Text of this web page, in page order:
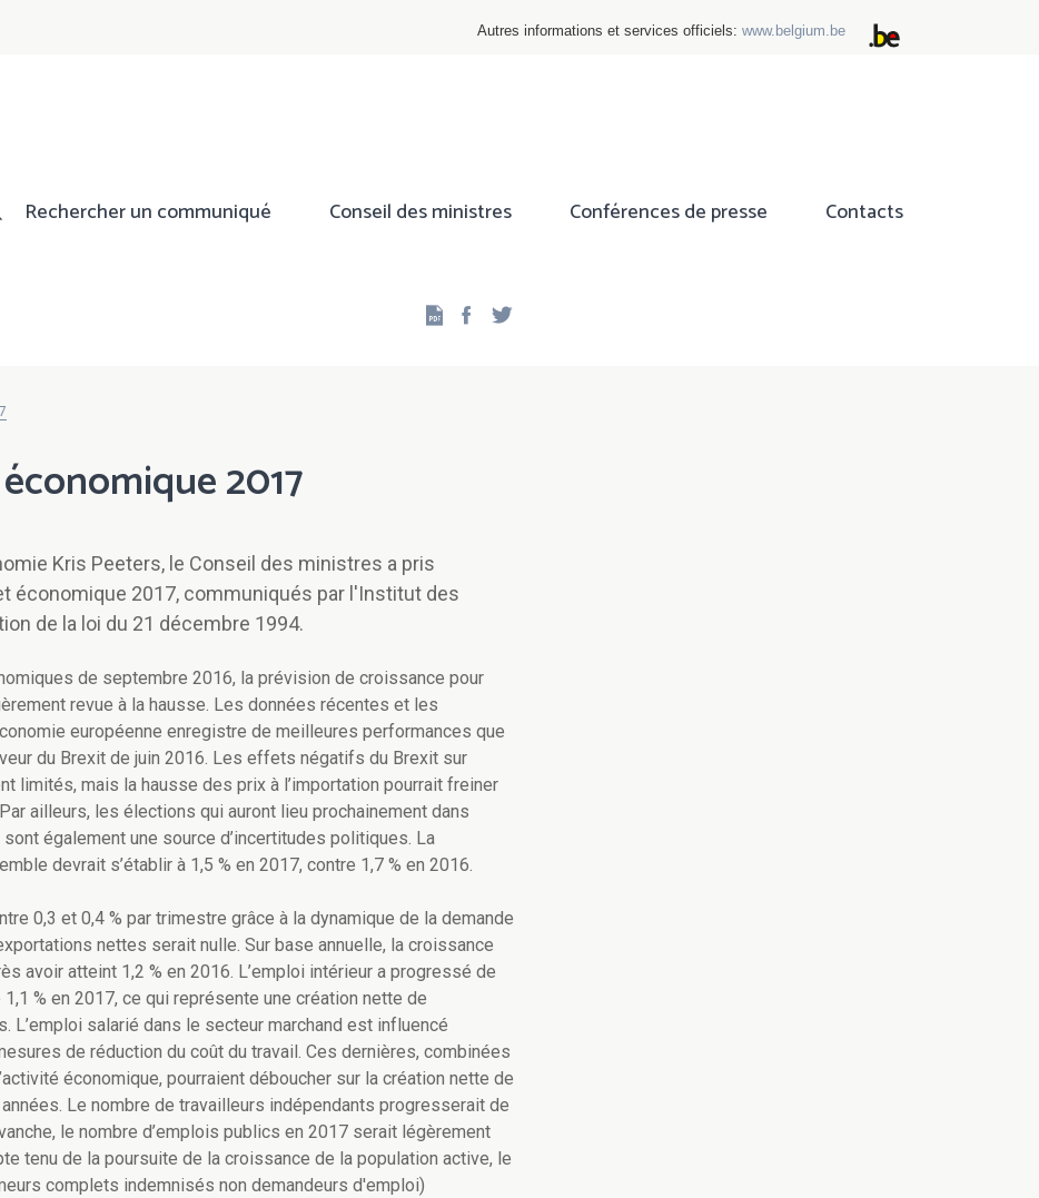
Autres informations et services officiels: www.belgium.be
Rechercher un communiqué Conseil des ministres Conférences de presse Contacts
Facebook
2017
Kris Peeters, le Conseil des ministres a pris
économique 2017, communiqués par l'Institut des
de la loi du 21 décembre 1994.
de septembre 2016, la prévision de croissance pour
revue à la hausse. Les données récentes et les
européenne enregistre de meilleures performances que
du Brexit de juin 2016. Les effets négatifs du Brexit sur
limités, mais la hausse des prix à l’importation pourrait freiner
ailleurs, les élections qui auront lieu prochainement dans
également une source d’incertitudes politiques. La
devrait s’établir à 1,5 % en 2017, contre 1,7 % en 2016.
0,3 et 0,4 % par trimestre grâce à la dynamique de la demande
nettes serait nulle. Sur base annuelle, la croissance
avoir atteint 1,2 % en 2016. L’emploi intérieur a progressé de
% en 2017, ce qui représente une création nette de
salarié dans le secteur marchand est influencé
de réduction du coût du travail. Ces dernières, combinées
économique, pourraient déboucher sur la création nette de
Le nombre de travailleurs indépendants progresserait de
le nombre d’emplois publics en 2017 serait légèrement
tenu de la poursuite de la croissance de la population active, le
complets indemnisés non demandeurs d'emploi)